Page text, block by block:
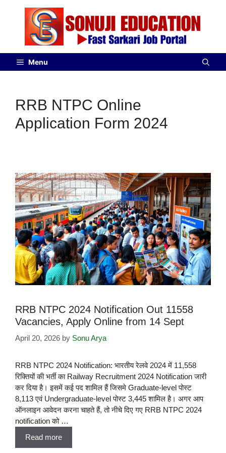
Menu
RRB NTPC Online
Application Form 2024
RRB NTPC 2024 Notification Out 11558
Vacancies, Apply Online from 14 Sept
April 20, 2026 by Sonu Arya
RRB NTPC 2024 Notification: भारतीय रेलवे 2024 में 11,558
रिक्तियों की भर्ती का Railway Recruitment 2024 Notification जारी
कर दिया है। इसमें कई पद शामिल हैं जिसमे Graduate-level पोस्ट
8,113 एवं Undergraduate-level पोस्ट 3,445 शामिल है। अगर आप
ऑनलाइन आवेदन करना चाहते हैं, तो नीचे दिए गए RRB NTPC 2024
notification को …
Read more